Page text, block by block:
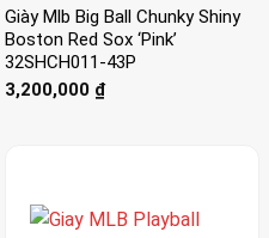
Giày Mlb Big Ball Chunky Shiny
Boston Red Sox ‘Pink’
32SHCH011-43P
3,200,000 ₫